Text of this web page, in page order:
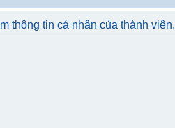
thông tin cá nhân của thành viên.